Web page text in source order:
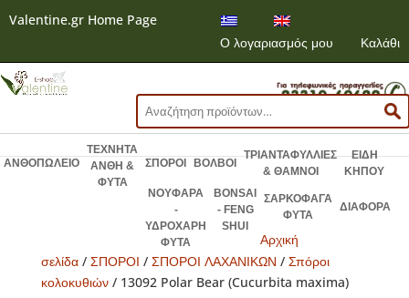
Valentine.gr Home Page
Ο λογαριασμός μου
Καλάθι
Αναζήτηση
για:
ΑΝΘΟΠΩΛΕΙΟ
ΤΕΧΝΗΤΑ
ΑΝΘΗ &
ΦΥΤΑ
ΣΠΟΡΟΙ ΒΟΛΒΟΙ
ΤΡΙΑΝΤΑΦΥΛΛΙΕΣ
& ΘΑΜΝΟΙ
ΕΙΔΗ
ΚΗΠΟΥ
ΝΟΥΦΑΡΑ
-
ΥΔΡΟΧΑΡΗ
ΦΥΤΑ
BONSAI
- FENG
SHUI
ΣΑΡΚΟΦΑΓΑ
ΦΥΤΑ
ΔΙΑΦΟΡΑ
Αρχική
σελίδα/ ΣΠΟΡΟΙ / ΣΠΟΡΟΙ ΛΑΧΑΝΙΚΩΝ / Σπόροι
κολοκυθιών/ 13092 Polar Bear (Cucurbita maxima)